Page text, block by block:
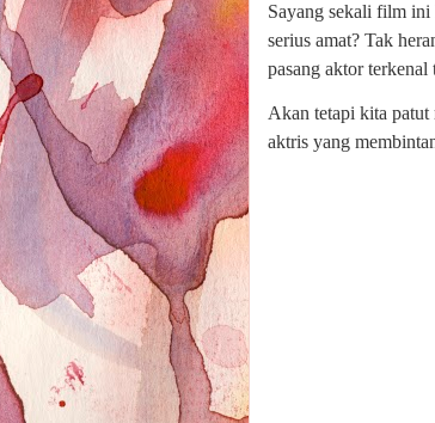
Sayang sekali film ini
serius amat? Tak
pasang aktor
Akan tetapi kita patut
aktris yang